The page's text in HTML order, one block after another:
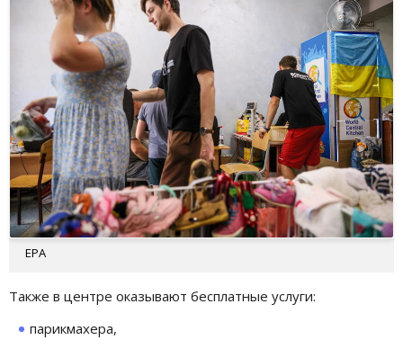
EPA
Также в центре оказывают бесплатные услуги:
парикмахера,